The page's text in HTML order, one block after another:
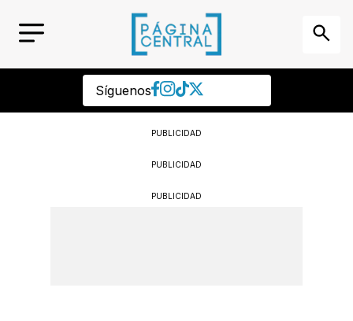
Síguenos
PUBLICIDAD
PUBLICIDAD
PUBLICIDAD